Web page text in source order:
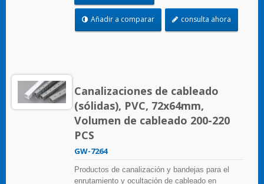
Seleccione entre una amplia gama de accesorios
y herramientas para una fácil instalación.
Añadir a comparar consulta ahora
Canalizaciones de cableado
(sólidas), PVC, 72x64mm,
Volumen de cableado 200-220
PCS
GW-7264
Productos de canalización y bandejas para el
enrutamiento y ocultación de cableado en